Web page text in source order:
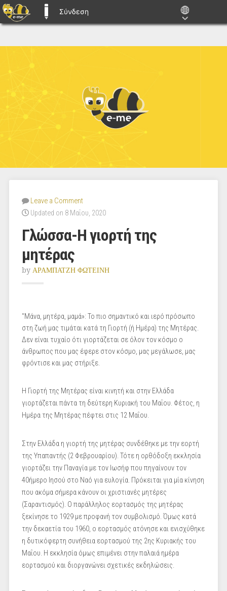
E-ME BLOGS
Σύνδεση
Leave a Comment
Updated on 8 Μαΐου, 2020
Γλώσσα-Η γιορτή της
μητέρας
by ΑΡΑΜΠΑΤΖΗ ΦΩΤΕΙΝΗ
"Μάνα, μητέρα, μαμά»: Το πιο σημαντικό και ιερό πρόσωπο
στη ζωή μας τιμάται κατά τη Γιορτή (ή Ημέρα) της Μητέρας.
Δεν είναι τυχαίο ότι γιορτάζεται σε όλον τον κόσμο ο
άνθρωπος που μας έφερε στον κόσμο, μας μεγάλωσε, μας
φρόντισε και μας στήριξε.
Η Γιορτή της Μητέρας είναι κινητή και στην Ελλάδα
γιορτάζεται πάντα τη δεύτερη Κυριακή του Μαΐου. Φέτος, η
Ημέρα της Μητέρας πέφτει στις 12 Μαΐου.
Στην Ελλάδα η γιορτή της μητέρας συνδέθηκε με την εορτή
της Υπαπαντής (2 Φεβρουαρίου). Τότε η ορθόδοξη εκκλησία
γιορτάζει την Παναγία με τον Ιωσήφ που πηγαίνουν τον
40ήμερο Ιησού στο Ναό για ευλογία. Πρόκειται για μία κίνηση
που ακόμα σήμερα κάνουν οι χριστιανές μητέρες
(Σαραντισμός). Ο παράλληλος εορτασμός της μητέρας
ξεκίνησε το 1929 με προφανή τον συμβολισμό. Όμως κατά
την δεκαετία του 1960, ο εορτασμός ατόνησε και ενισχύθηκε
η δυτικόφερτη συνήθεια εορτασμού της 2ης Κυριακής του
Μαΐου. Η εκκλησία όμως επιμένει στην παλαιά ημέρα
εορτασμού και διοργανώνει σχετικές εκδηλώσεις.